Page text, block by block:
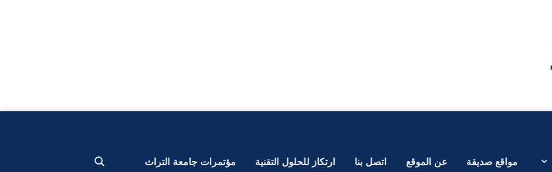
مواقع صديقة عن الموقع اتصل بنا ارتكاز للحلول التقنية مؤتمرات جامعة التراث